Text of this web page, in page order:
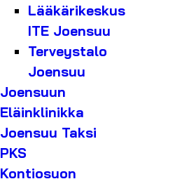
Lääkärikeskus
ITE Joensuu
Terveystalo
Joensuu
Joensuun
Eläinklinikka
Joensuu Taksi
PKS
Kontiosuon